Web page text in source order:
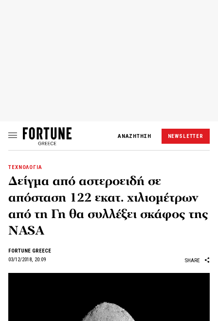
ΑΝΑΖΗΤΗΣΗ NEWSLETTER
ΤΕΧΝΟΛΟΓΙΑ
Δείγμα από αστεροειδή σε
απόσταση 122 εκατ. χιλιομέτρων
από τη Γη θα συλλέξει σκάφος της
NASA
FORTUNE GREECE
03/12/2018, 20:09
SHARE